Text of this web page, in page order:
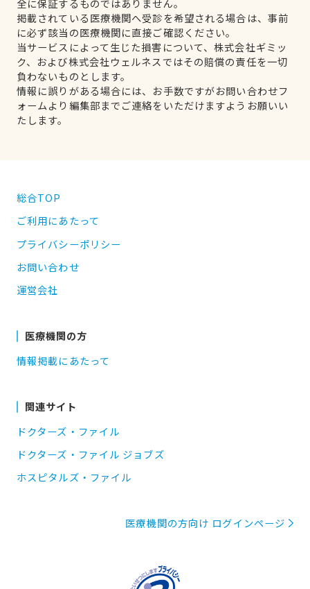
全に保証するものではありません。
掲載されている医療機関へ受診を希望される場合は、事前
に必ず該当の医療機関に直接ご確認ください。
当サービスによって生じた損害について、株式会社ギミッ
ク、および株式会社ウェルネスではその賠償の責任を一切
負わないものとします。
情報に誤りがある場合には、お手数ですがお問い合わせフ
ォームより編集部までご連絡をいただけますようお願いい
たします。
総合TOP
ご利用にあたって
プライバシーポリシー
お問い合わせ
運営会社
医療機関の方
情報掲載にあたって
関連サイト
ドクターズ・ファイル
ドクターズ・ファイル ジョブズ
ホスピタルズ・ファイル
医療機関の方向け ログインページ